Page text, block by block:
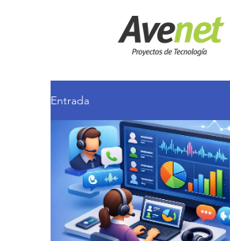
Entrada